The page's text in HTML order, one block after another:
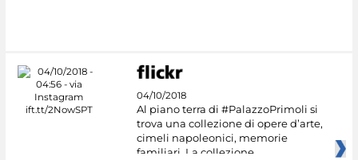
04/10/2018
Al piano terra di #PalazzoPrimoli si
trova una collezione di opere d’arte,
cimeli napoleonici, memorie
familiari. La collezione